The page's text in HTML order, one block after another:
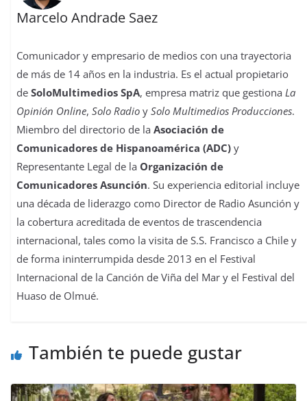
Marcelo Andrade Saez
Comunicador y empresario de medios con una trayectoria
de más de 14 años en la industria. Es el actual propietario
deSoloMultimedios SpA, empresa matriz que gestionaLa
Opinión Online,Solo Radio ySolo Multimedios Producciones.
Miembro del directorio de laAsociación de
Comunicadores de Hispanoamérica (ADC) y
Representante Legal de la Organización de
Comunicadores Asunción. Su experiencia editorial incluye
una década de liderazgo como Director de Radio Asunción y
la cobertura acreditada de eventos de trascendencia
internacional, tales como la visita de S.S. Francisco a Chile y
de forma ininterrumpida desde 2013 en el Festival
Internacional de la Canción de Viña del Mar y el Festival del
Huaso de Olmué.
También te puede gustar